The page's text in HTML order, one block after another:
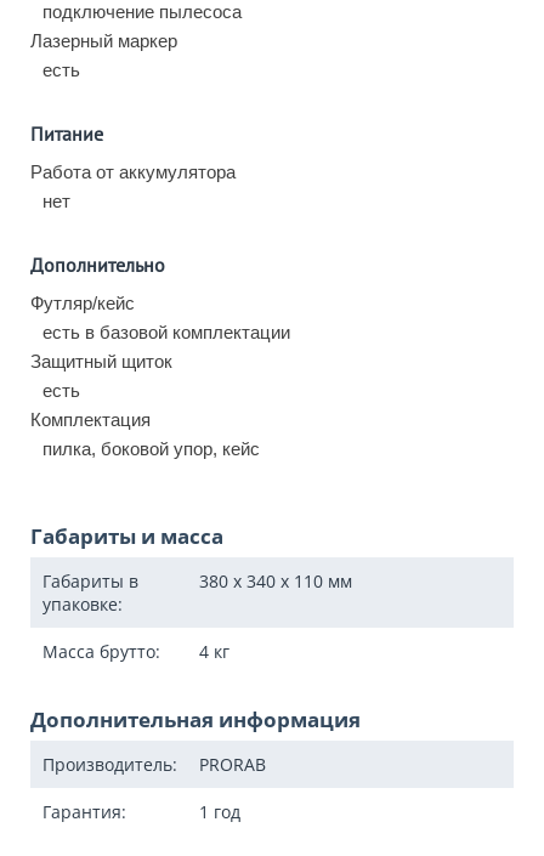
подключение пылесоса
Лазерный маркер
есть
Питание
Работа от аккумулятора
нет
Дополнительно
Футляр/кейс
есть в базовой комплектации
Защитный щиток
есть
Комплектация
пилка, боковой упор, кейс
Габариты и масса
Габариты в
упаковке:
380 x 340 x 110 мм
Масса брутто: 4 кг
Дополнительная информация
Производитель: PRORAB
Гарантия: 1 год